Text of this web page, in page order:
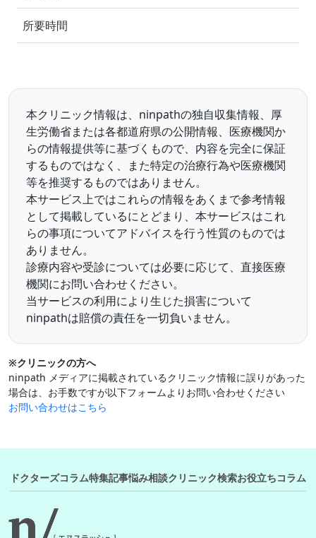
所要時間
本クリニック情報は、ninpathの独自収集情報、厚
生労働省または各都道府県の公開情報、医療機関か
らの情報提供等に基づくもので、内容を完全に保証
するものではなく、また特定の治療行為や医療機関
等を推奨するものではありません。
本サービス上ではこれらの情報をあくまで参考情報
として掲載しているにとどまり、本サービスはこれ
らの事項についてアドバイスを行う性質のものでは
ありません。
診療内容や受診については必要に応じて、直接医療
機関にお問い合わせください。
当サービスの利用により生じた損害について
ninpathは賠償の責任を一切負いません。
※クリニックの方へ
ninpath メディアに掲載されているクリニック情報に誤りがあった
場合は、お手数ですが以下フォームよりお問い合わせください
お問い合わせはこちら
ドクターズコラム特集記事悩み相談クリニック検索お役立ちコラム